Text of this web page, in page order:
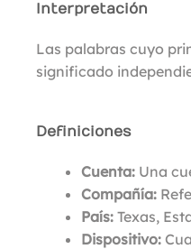
Interpretación
Las palabras cuyo
significado
Definiciones
Cuenta: Una
Compañía:
País: Texas,
Dispositivo: